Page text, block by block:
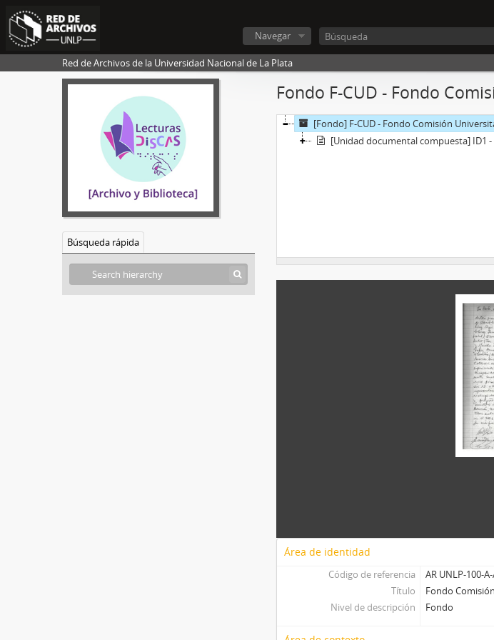
Navegar
Red de Archivos de la Universidad Nacional de La Plata
Búsqueda rápida
Fondo F-CUD - Fondo
[Fondo] F-CUD - Fondo Comisión
[Unidad documental compuesta] ID1
Área de identidad
Código de referencia
AR UNLP-100-
Título
Fondo
Nivel de descripción
Fondo